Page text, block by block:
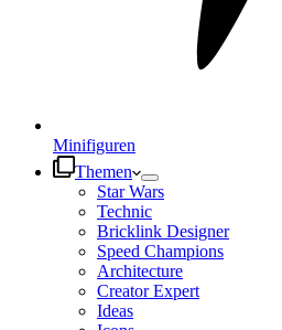
Minifiguren
Themen
Star Wars
Technic
Bricklink Designer
Speed Champions
Architecture
Creator Expert
Ideas